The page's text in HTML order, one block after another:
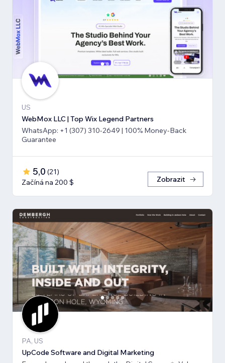
US
WebMox LLC | Top Wix Legend Partners
WhatsApp: +1 (307) 310-2649 | 100% Money-Back
Guarantee
5,0 (21)
Začíná na 200 $
Zobrazit
PA, US
UpCode Software and Digital Marketing